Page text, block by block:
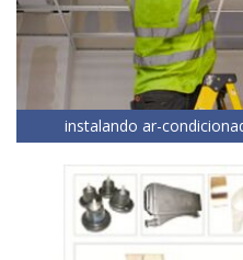
instalando ar-